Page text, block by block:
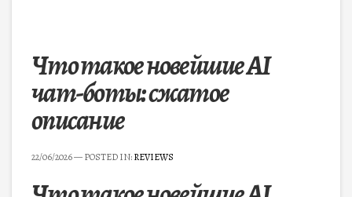
Что такое новейшие AI
чат-боты: сжатое
описание
22/06/2026— POSTED IN:REVIEWS